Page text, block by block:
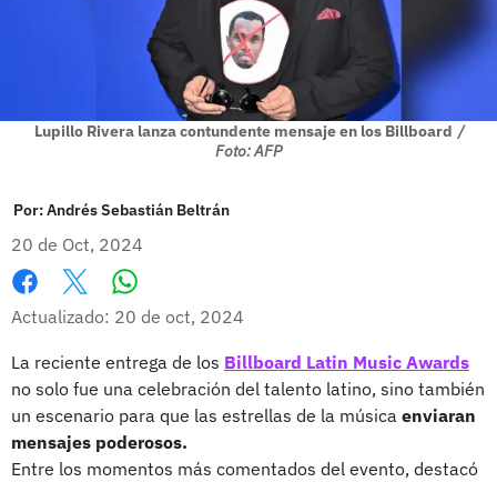
Lupillo Rivera lanza contundente mensaje en los Billboard /
Foto: AFP
Por:Andrés Sebastián Beltrán
20 de Oct, 2024
Facebook
X
Actualizado: 20 de oct, 2024
La reciente entrega de los Billboard Latin Music Awards
no solo fue una celebración del talento latino, sino también
un escenario para que las estrellas de la música enviaran
mensajes poderosos.
Entre los momentos más comentados del evento, destacó